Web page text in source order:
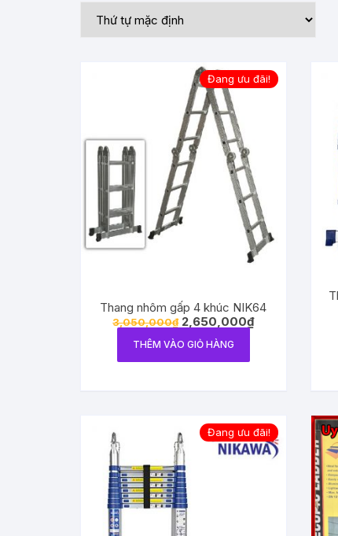
Đang ưu đãi!
Thang nhôm gấp 4 khúc NIK64
3,050,000₫ 2,650,000₫
THÊM VÀO GIỎ HÀNG
Đang ưu đãi!